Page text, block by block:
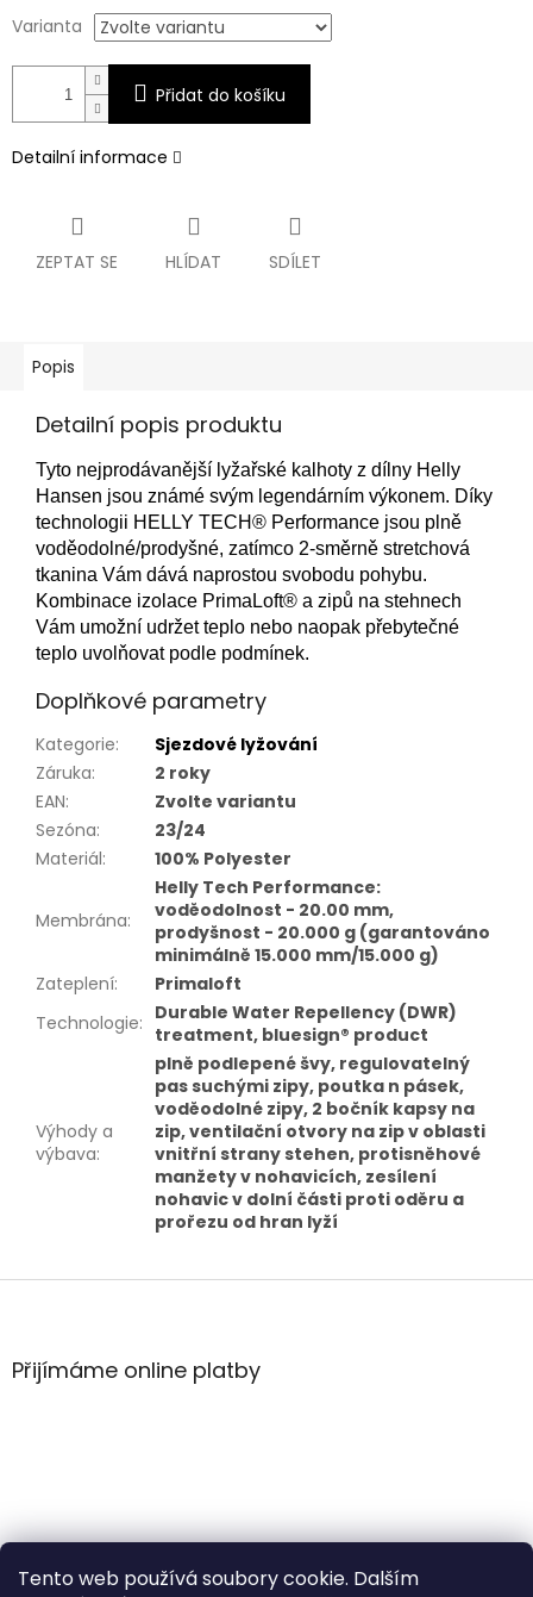
Tento web používá soubory cookie. Dalším
Varianta
Přidat do košíku
Detailní informace
ZEPTAT SE HLÍDAT SDÍLET
Popis
Detailní popis produktu
Tyto nejprodávanější lyžařské kalhoty z dílny Helly
Hansen jsou známé svým legendárním výkonem. Díky
technologii HELLY TECH® Performance jsou plně
voděodolné/prodyšné, zatímco 2-směrně stretchová
tkanina Vám dává naprostou svobodu pohybu.
Kombinace izolace PrimaLoft® a zipů na stehnech
Vám umožní udržet teplo nebo naopak přebytečné
teplo uvolňovat podle podmínek.
Doplňkové parametry
Kategorie:
Sjezdové lyžování
Záruka:
2 roky
EAN:
Zvolte variantu
Sezóna:
23/24
Materiál: 100% Polyester
Membrána:
Helly Tech Performance:
voděodolnost - 20.00 mm,
prodyšnost - 20.000 g (garantováno
minimálně 15.000 mm/15.000 g)
Zateplení:
Primaloft
Technologie: Durable Water Repellency (DWR)
treatment, bluesign® product
Výhody a
výbava:
plně podlepené švy, regulovatelný
pas suchými zipy, poutka n pásek,
voděodolné zipy, 2 bočník kapsy na
zip, ventilační otvory na zip v oblasti
vnitřní strany stehen, protisněhové
manžety v nohavicích, zesílení
nohavic v dolní části proti oděru a
prořezu od hran lyží
Z
aPřijímáme online platby